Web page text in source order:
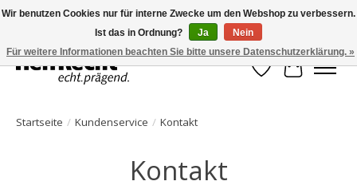
HelfRecht-Planer | Jahresaktualisierungen | Zubehör
Wunschzettel
Ihr
Startseite / Kundenservice / Kontakt
Kontakt
Wir benutzen Cookies nur für interne Zwecke um den Webshop zu verbessern.
Ist das in Ordnung?
Ja
Nein
Für weitere Informationen beachten Sie bitte unsere Datenschutzerklärung. »